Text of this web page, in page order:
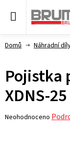
Domů Náhradní
Pojistka
XDNS-
Průměrné
Neohodnoceno